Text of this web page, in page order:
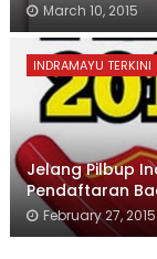
March 10, 2015
INDRAMAYU TERKINI
Jelang Pilbup
Pendaftaran
February 27, 2015